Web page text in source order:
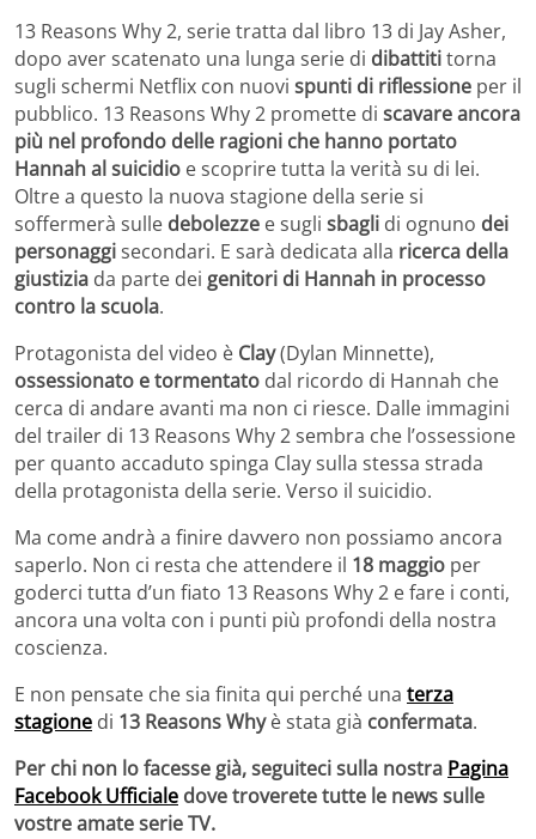
13 Reasons Why 2, serie tratta dal libro 13 di Jay Asher,
dopo aver scatenato una lunga serie di dibattititorna
sugli schermi Netflix con nuovi spunti di riflessione per il
pubblico. 13 Reasons Why 2 promette di scavare ancora
più nel profondo delle ragioni che hanno portato
Hannah al suicidio e scoprire tutta la verità su di lei.
Oltre a questo la nuova stagione della serie si
soffermerà sulle debolezze e sugli sbagli di ognuno dei
personaggisecondari. E sarà dedicata alla ricerca della
giustizia da parte dei genitori di Hannah in processo
contro la scuola.
Protagonista del video è Clay(Dylan Minnette),
ossessionato e tormentato dal ricordo di Hannah che
cerca di andare avanti ma non ci riesce. Dalle immagini
del trailer di 13 Reasons Why 2 sembra che l’ossessione
per quanto accaduto spinga Clay sulla stessa strada
della protagonista della serie. Verso il suicidio.
Ma come andrà a finire davvero non possiamo ancora
saperlo. Non ci resta che attendere il 18 maggio per
goderci tutta d’un fiato 13 Reasons Why 2 e fare i conti,
ancora una volta con i punti più profondi della nostra
coscienza.
E non pensate che sia finita qui perché una terza
stagione di 13 Reasons Whyè stata già confermata.
Per chi non lo facesse già, seguiteci sulla nostra Pagina
Facebook Ufficiale dove troverete tutte le news sulle
vostre amate serie TV.